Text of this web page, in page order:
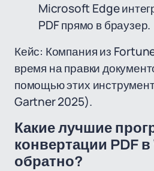
Microsoft Edge
PDF прямо в браузер.
Кейс: Компания из
время на правки
помощью этих
Gartner 2025).
Какие лучшие
конвертации PDF в
обратно?